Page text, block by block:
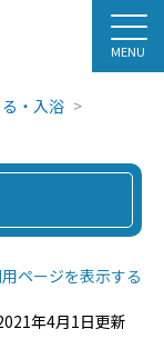
・入浴
ページを表示する
年4月1日更新